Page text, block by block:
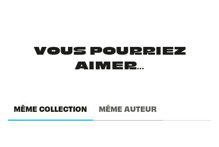
VOUS POURRIEZ
AIMER...
MÊME COLLECTION MÊME AUTEUR